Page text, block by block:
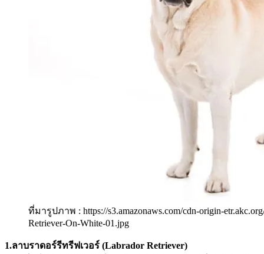
ที่มารูปภาพ : https://s3.amazonaws.com/cdn-origin-
Retriever-On-White-01.jpg
1.ลาบราดอร์รีทรีฟเวอร์ (Labrador Retriever)